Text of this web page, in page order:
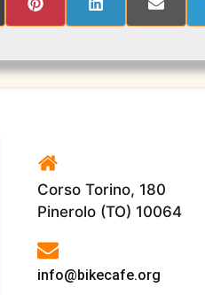
SHARE
SHARE
SHARE
Corso Torino, 180
Pinerolo (TO) 10064
info@bikecafe.org